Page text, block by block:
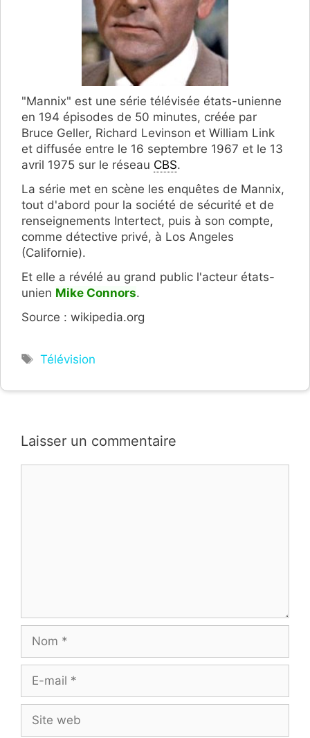
"Mannix" est une série télévisée états-unienne
en 194 épisodes de 50 minutes, créée par
Bruce Geller, Richard Levinson et William Link
et diffusée entre le 16 septembre 1967 et le 13
avril 1975 sur le réseau CBS.
La série met en scène les enquêtes de Mannix,
tout d'abord pour la société de sécurité et de
renseignements Intertect, puis à son compte,
comme détective privé, à Los Angeles
(Californie).
Et elle a révélé au grand public l'acteur états-
unien Mike Connors.
Source : wikipedia.org
Étiquettes
Télévision
Laisser un commentaire
mail
web